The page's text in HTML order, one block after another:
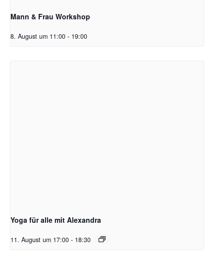
Mann & Frau Workshop
8. August um 11:00 - 19:00
Yoga für alle mit Alexandra
11. August um 17:00 - 18:30